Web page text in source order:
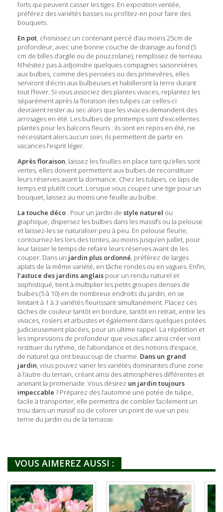
forts qui peuvent casser les tiges. En exposition ventée,
préférez des variétés basses ou profitez-en pour faire des
bouquets.
En pot, choisissez un contenant percé d’au moins 25cm de
profondeur, avec une bonne couche de drainage au fond (5
cm de billes d’argile ou de pouzzolane), remplissez de terreau.
N’hésitez pas à adjoindre quelques compagnes saisonnières
aux bulbes, comme des pensées ou des primevères, elles
serviront d’écrin aux bulbeuses et habilleront la terre durant
tout l’hiver. Si vous associez des plantes vivaces, replantez les
séparément après la floraison des tulipes car celles-ci
devraient rester au sec alors que les vivaces demandent des
arrosages en été. Les bulbes de printemps sont d’excellentes
plantes pour les balcons fleuris : ils sont en repos en été, ne
nécessitant alors aucun soin, ils permettent de partir en
vacances l’esprit léger.
Après floraison, laissez les feuilles en place tant qu’elles sont
vertes, elles doivent permettent aux bulbes de reconstituer
leurs réserves avant la dormance. Chez les tulipes, ce laps de
temps est plutôt court. Lorsque vous coupez une tige pour un
bouquet, laissez au moins une feuille au bulbe.
La touche déco : Pour un jardin de style naturel ou
graphique, dispersez les bulbes dans les massifs ou la pelouse
et laissez-les se naturaliser peu à peu. En pelouse fleurie,
contournez-les lors des tontes, au moins jusqu’en juillet, pour
leur laisser le temps de refaire leurs réserves avant de les
couper. Dans un jardin plus ordonné, préférez de larges
aplats de la même variété, en tâche rondes ou en vagues. Enfin,
l’astuce des jardins anglais pour un rendu naturel et
sophistiqué, tient à multiplier les petits groupes denses de
bulbes (5 à 10) en de nombreux endroits du jardin, en se
limitant à 1 à 3 variétés fleurissant simultanément. Placez ces
tâches de couleur tantôt en bordure, tantôt en retrait, entre les
vivaces, rosiers et arbustes et également dans quelques potées
judicieusement placées, pour un ultime rappel. La répétition et
les impressions de profondeur que vous allez ainsi créer vont
restituer du rythme, de l’abondance et des notions d’espace,
de naturel qui ont beaucoup de charme. Dans un grand
jardin, vous pouvez varier les variétés dominantes d’une zone
à l’autre du terrain, créant ainsi des atmosphères différentes et
animant la promenade. Vous désirez un jardin toujours
impeccable ? Préparez dès l’automne une potée de tulipe,
facile à transporter, elle permettra de combler facilement un
trou dans un massif ou de colorer un point de vue un peu
terne du jardin ou de la terrasse.
VOUS AIMEREZ AUSSI :